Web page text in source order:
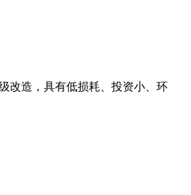
改造，具有低损耗、投资小、环